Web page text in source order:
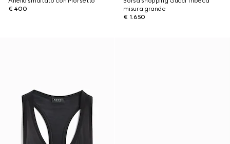
€ 400
misura grande
€ 1.650